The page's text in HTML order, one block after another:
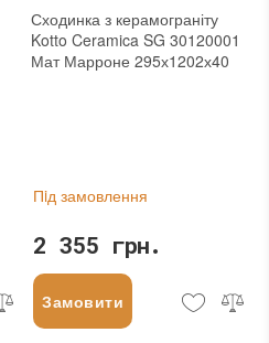
Сходинка з керамограніту
Kotto Ceramica SG 30120001
Мат Марроне 295х1202х40
Пiд замовлення
2 355 грн.
Замовити